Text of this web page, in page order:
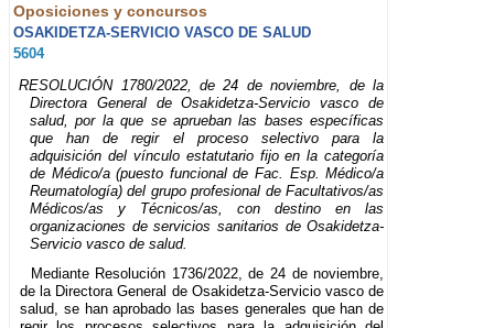
Oposiciones y concursos
OSAKIDETZA-SERVICIO VASCO DE SALUD
5604
RESOLUCIÓN 1780/2022, de 24 de noviembre, de la
Directora General de Osakidetza-Servicio vasco de
salud, por la que se aprueban las bases específicas
que han de regir el proceso selectivo para la
adquisición del vínculo estatutario fijo en la categoría
de Médico/a (puesto funcional de Fac. Esp. Médico/a
Reumatología) del grupo profesional de Facultativos/as
Médicos/as y Técnicos/as, con destino en las
organizaciones de servicios sanitarios de Osakidetza-
Servicio vasco de salud.
Mediante Resolución 1736/2022, de 24 de noviembre,
de la Directora General de Osakidetza-Servicio vasco de
salud, se han aprobado las bases generales que han de